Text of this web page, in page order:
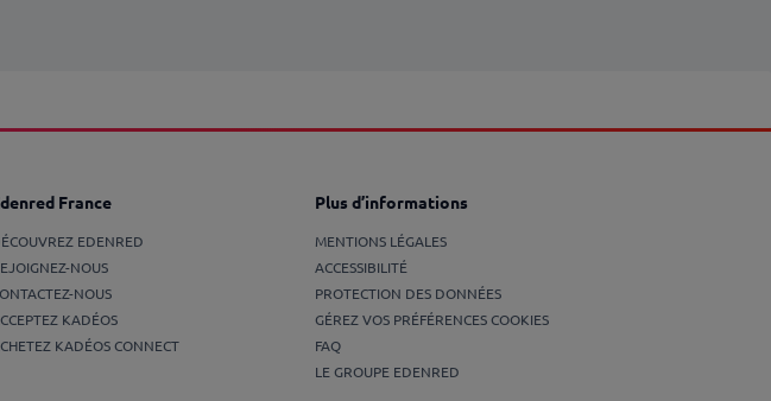
France
EDENRED
NOUS
NOUS
KADÉOS
KADÉOS CONNECT
Plus d’informations
MENTIONS LÉGALES
ACCESSIBILITÉ
PROTECTION DES DONNÉES
GÉREZ VOS PRÉFÉRENCES COOKIES
FAQ
LE GROUPE EDENRED